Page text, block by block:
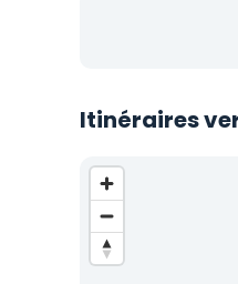
Itinéraires